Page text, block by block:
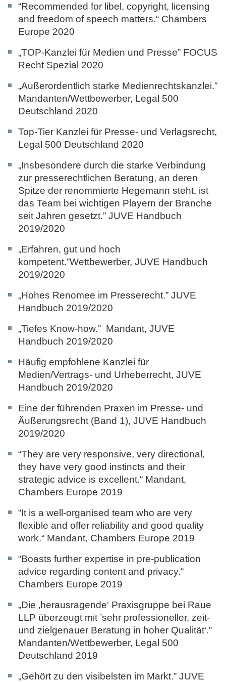
“Recommended for libel, copyright, licensing
and freedom of speech matters.“ Chambers
Europe 2020
„TOP-Kanzlei für Medien und Presse” FOCUS
Recht Spezial 2020
„Außerordentlich starke Medienrechtskanzlei.”
Mandanten/Wettbewerber, Legal 500
Deutschland 2020
Top-Tier Kanzlei für Presse- und Verlagsrecht,
Legal 500 Deutschland 2020
„Insbesondere durch die starke Verbindung
zur presserechtlichen Beratung, an deren
Spitze der renommierte Hegemann steht, ist
das Team bei wichtigen Playern der Branche
seit Jahren gesetzt.” JUVE Handbuch
2019/2020
„Erfahren, gut und hoch
kompetent.”Wettbewerber, JUVE Handbuch
2019/2020
„Hohes Renomee im Presserecht.” JUVE
Handbuch 2019/2020
„Tiefes Know-how.” Mandant, JUVE
Handbuch 2019/2020
Häufig empfohlene Kanzlei für
Medien/Vertrags- und Urheberrecht, JUVE
Handbuch 2019/2020
Eine der führenden Praxen im Presse- und
Äußerungsrecht (Band 1), JUVE Handbuch
2019/2020
“They are very responsive, very directional,
they have very good instincts and their
strategic advice is excellent.“ Mandant,
Chambers Europe 2019
“It is a well-organised team who are very
flexible and offer reliability and good quality
work.“ Mandant, Chambers Europe 2019
“Boasts further expertise in pre-publication
advice regarding content and privacy.“
Chambers Europe 2019
„Die ‚herausragende‘ Praxisgruppe bei Raue
LLP überzeugt mit ’sehr professioneller, zeit-
und zielgenauer Beratung in hoher Qualität‘.”
Mandanten/Wettbewerber, Legal 500
Deutschland 2019
„Gehört zu den visibelsten im Markt.” JUVE